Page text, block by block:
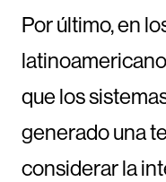
Por último, en
que los
generado una
considerar la